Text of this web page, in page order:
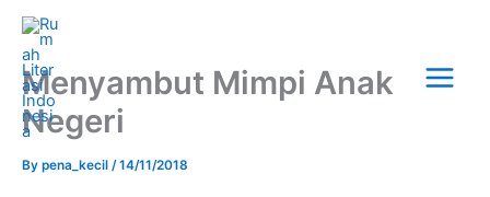
Skip
content
Menu
Menyambut Mimpi Anak
Negeri
By pena_kecil /14/11/2018